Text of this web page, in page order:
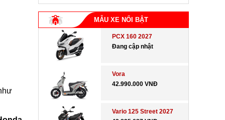
MẪU XE NỔI BẬT
PCX 160 2027
Đang cập nhật
Vora
42.990.000 VNĐ
Vario 125 Street 2027